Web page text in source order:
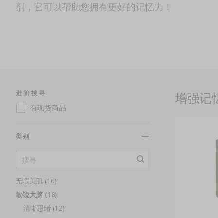
剂，它可以帮助您拥有更好的记忆力！
进阶搜寻
有现货商品
类别
无暇美肌 (16)
敏锐大脑 (18)
清晰思绪 (12)
增强记